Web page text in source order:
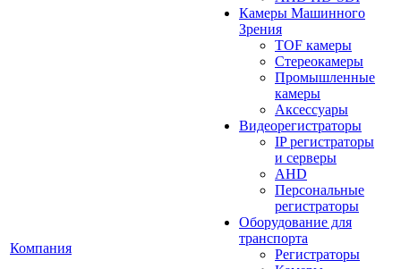
Компания
Камеры Машинного
Зрения
TOF камеры
Стереокамеры
Промышленные
камеры
Аксессуары
Видеорегистраторы
IP регистраторы
и серверы
AHD
Персональные
регистраторы
Оборудование для
транспорта
Регистраторы